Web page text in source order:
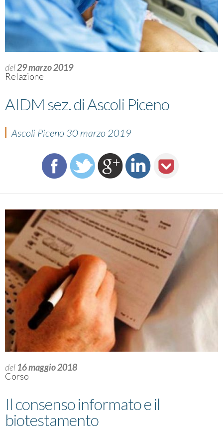
del29 marzo 2019
Relazione
AIDM sez. di Ascoli Piceno
Ascoli Piceno 30 marzo 2019
del 16 maggio 2018
Corso
Il consenso informato e il
biotestamento